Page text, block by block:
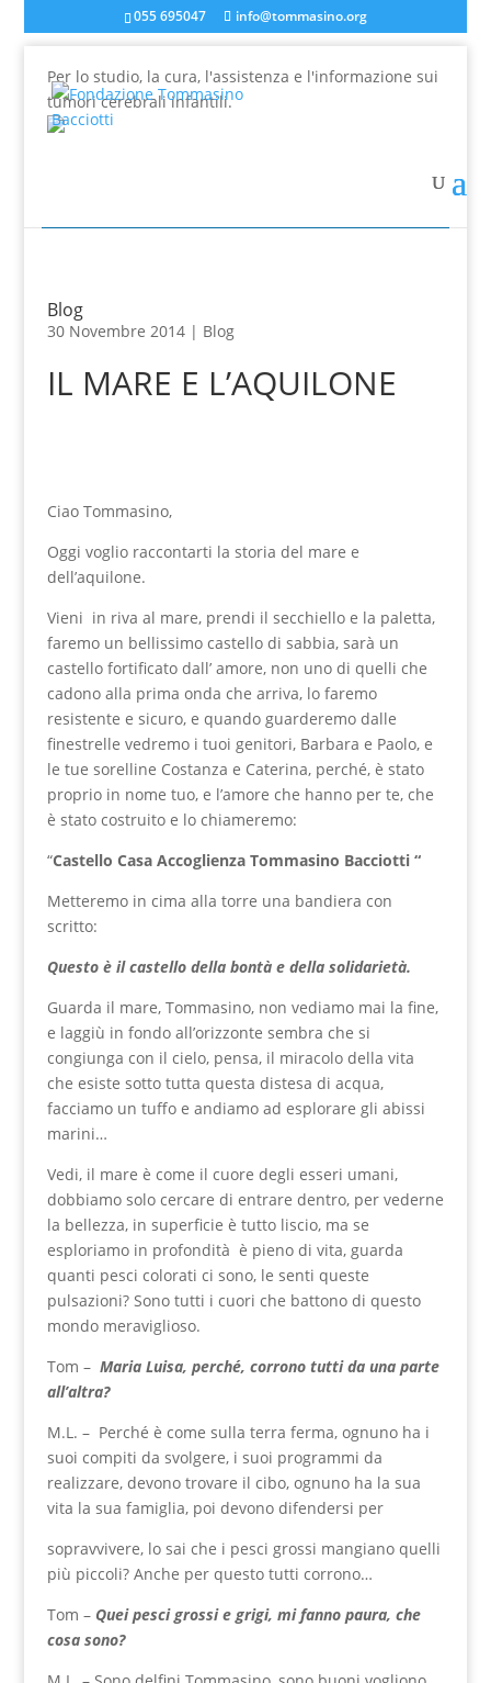
mail a info@tommasino.org o chiamare lo 055 695047
055 695047 info@tommasino.org
Per lo studio, la cura, l'assistenza e l'informazione sui
tumori cerebrali infantili.
Blog
30 Novembre 2014 | Blog
IL MARE E L’AQUILONE
Ciao Tommasino,
Oggi voglio raccontarti la storia del mare e
dell’aquilone.
Vieni in riva al mare, prendi il secchiello e la paletta,
faremo un bellissimo castello di sabbia, sarà un
castello fortificato dall’ amore, non uno di quelli che
cadono alla prima onda che arriva, lo faremo
resistente e sicuro, e quando guarderemo dalle
finestrelle vedremo i tuoi genitori, Barbara e Paolo, e
le tue sorelline Costanza e Caterina, perché, è stato
proprio in nome tuo, e l’amore che hanno per te, che
è stato costruito e lo chiameremo:
“Castello Casa Accoglienza Tommasino Bacciotti “
Metteremo in cima alla torre una bandiera con
scritto:
Questo è il castello della bontà e della solidarietà.
Guarda il mare, Tommasino, non vediamo mai la fine,
e laggiù in fondo all’orizzonte sembra che si
congiunga con il cielo, pensa, il miracolo della vita
che esiste sotto tutta questa distesa di acqua,
facciamo un tuffo e andiamo ad esplorare gli abissi
marini…
Vedi, il mare è come il cuore degli esseri umani,
dobbiamo solo cercare di entrare dentro, per vederne
la bellezza, in superficie è tutto liscio, ma se
esploriamo in profondità è pieno di vita, guarda
quanti pesci colorati ci sono, le senti queste
pulsazioni? Sono tutti i cuori che battono di questo
mondo meraviglioso.
Tom – Maria Luisa, perché, corrono tutti da una parte
all’altra?
M.L. – Perché è come sulla terra ferma, ognuno ha i
suoi compiti da svolgere, i suoi programmi da
realizzare, devono trovare il cibo, ognuno ha la sua
vita la sua famiglia, poi devono difendersi per
sopravvivere, lo sai che i pesci grossi mangiano quelli
più piccoli? Anche per questo tutti corrono…
Tom – Quei pesci grossi e grigi, mi fanno paura, che
cosa sono?